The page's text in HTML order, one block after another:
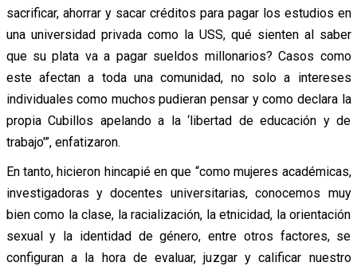
sacrificar, ahorrar y sacar créditos para pagar los estudios en
una universidad privada como la USS, qué sienten al saber
que su plata va a pagar sueldos millonarios? Casos como
este afectan a toda una comunidad, no solo a intereses
individuales como muchos pudieran pensar y como declara la
propia Cubillos apelando a la ‘libertad de educación y de
trabajo'”, enfatizaron.
En tanto, hicieron hincapié en que “como mujeres académicas,
investigadoras y docentes universitarias, conocemos muy
bien como la clase, la racialización, la etnicidad, la orientación
sexual y la identidad de género, entre otros factores, se
configuran a la hora de evaluar, juzgar y calificar nuestro